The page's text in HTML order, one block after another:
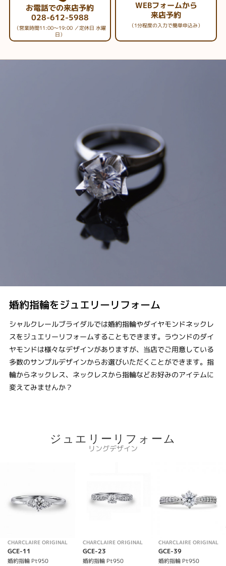
お電話での来店予約
028-612-5988
（営業時間11:00～19:00 ／定休日 水曜
日）
WEBフォームから
来店予約
（1分程度の入力で簡単申込み）
婚約指輪をジュエリーリフォーム
シャルクレールブライダルでは婚約指輪やダイヤモンドネックレ
スをジュエリーリフォームすることもできます。ラウンドのダイ
ヤモンドは様々なデザインがありますが、当店でご用意している
多数のサンプルデザインからお選びいただくことができます。指
輪からネックレス、ネックレスから指輪などお好みのアイテムに
変えてみませんか？
ジュエリーリフォーム
リングデザイン
CHARCLAIRE ORIGINAL
GCE-11
婚約指輪 Pt950
CHARCLAIRE ORIGINAL
GCE-23
婚約指輪 Pt950
CHARCLAIRE ORIGINAL
GCE-39
婚約指輪 Pt950